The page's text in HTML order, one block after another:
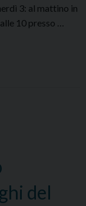
3: al mattino in
10 presso …
del